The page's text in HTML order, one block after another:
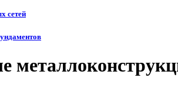
сетей